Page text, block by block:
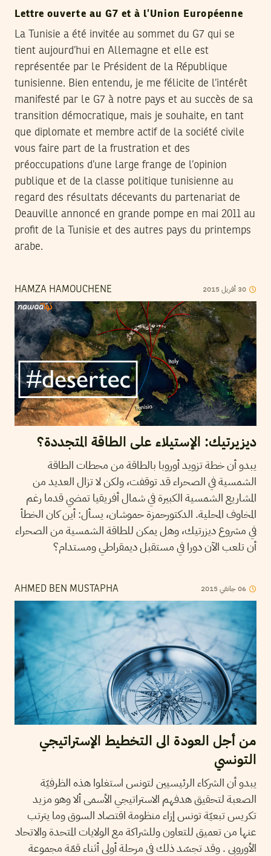
Lettre ouverte au G7 et à l’Union Européenne
La Tunisie a été invitée au sommet du G7 qui se
tient aujourd’hui en Allemagne et elle est
représentée par le Président de la République
tunisienne. Bien entendu, je me félicite de l’intérêt
manifesté par le G7 à notre pays et au succès de sa
transition démocratique, mais je souhaite, en tant
que diplomate et membre actif de la société civile
vous faire part de la frustration et des
préoccupations d’une large frange de l’opinion
publique et de la classe politique tunisienne au
regard des résultats décevants du partenariat de
Deauville annoncé en grande pompe en mai 2011 au
profit de la Tunisie et des autres pays du printemps
arabe.
HAMZA HAMOUCHENE 30 أفريل 2015
ديزيرتيك: الإستيلاء على الطاقة المتجددة؟
يبدو أن خطة تزويد أوروبا بالطاقة من محطات الطاقة
الشمسية في الصحراء قد توقفت، ولكن لا تزال العديد من
المشاريع الشمسية الكبيرة في شمال أفريقيا تمضي قدما رغم
المخاوف المحلية. الدكتورحمزة حموشان، يسأل: أين كان الخطأ
في مشروع ديزرتيك، وهل يمكن للطاقة الشمسية من الصحراء
أن تلعب الآن دورا في مستقبل ديمقراطي ومستدام؟
AHMED BEN MUSTAPHA 06جانفي 2015
من أجل العودة الى التخطيط الإستراتيجي
التونسي
يبدو أن الشركاء الرئيسيين لتونس استغلوا هذه الظرفيّة
الصعبة لتحقيق هدفهم الاستراتيجي الأسمى ألا وهو مزيد
تكريس تبعيّة تونس إزاء منظومة اقتصاد السوق وما يترتب
عنها من تعميق للتعاون وللشراكة مع الولايات المتحدة والاتحاد
الأوروبي . وقد تجسّد ذلك في مرحلة أولى أثناء قمّة مجموعة